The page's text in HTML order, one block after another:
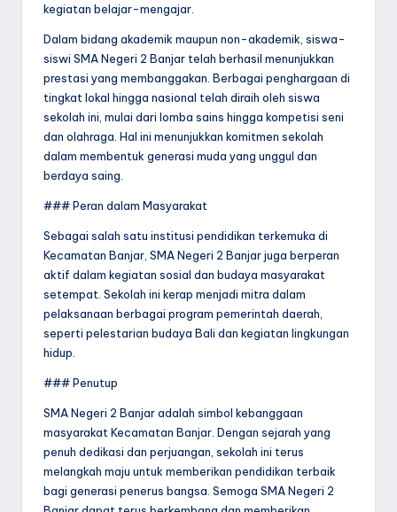
kegiatan belajar-mengajar.
Dalam bidang akademik maupun non-akademik, siswa-
siswi SMA Negeri 2 Banjar telah berhasil menunjukkan
prestasi yang membanggakan. Berbagai penghargaan di
tingkat lokal hingga nasional telah diraih oleh siswa
sekolah ini, mulai dari lomba sains hingga kompetisi seni
dan olahraga. Hal ini menunjukkan komitmen sekolah
dalam membentuk generasi muda yang unggul dan
berdaya saing.
### Peran dalam Masyarakat
Sebagai salah satu institusi pendidikan terkemuka di
Kecamatan Banjar, SMA Negeri 2 Banjar juga berperan
aktif dalam kegiatan sosial dan budaya masyarakat
setempat. Sekolah ini kerap menjadi mitra dalam
pelaksanaan berbagai program pemerintah daerah,
seperti pelestarian budaya Bali dan kegiatan lingkungan
hidup.
### Penutup
SMA Negeri 2 Banjar adalah simbol kebanggaan
masyarakat Kecamatan Banjar. Dengan sejarah yang
penuh dedikasi dan perjuangan, sekolah ini terus
melangkah maju untuk memberikan pendidikan terbaik
bagi generasi penerus bangsa. Semoga SMA Negeri 2